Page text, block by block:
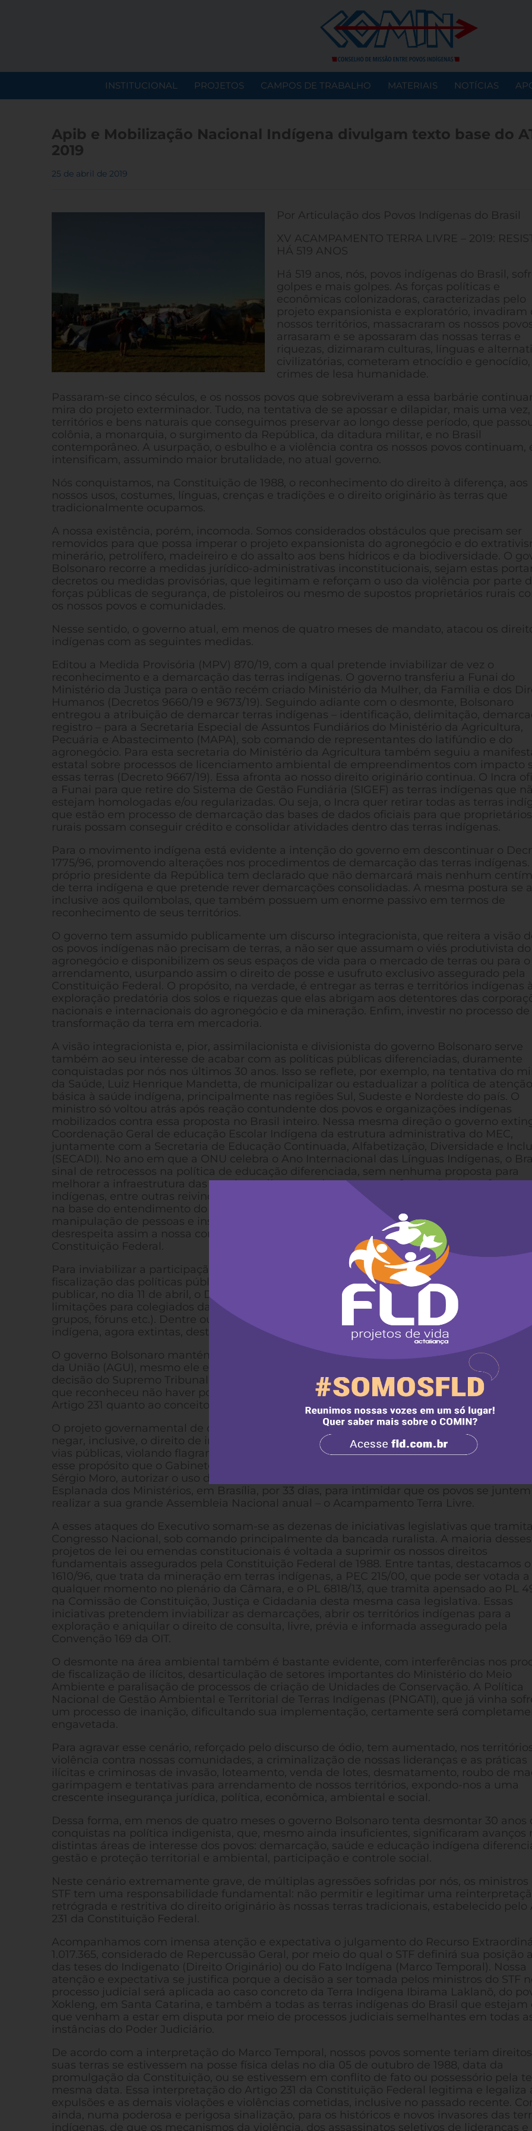
INSTITUCIONAL PROJETOS CAMPOS DE TRABALHO MATERIAIS NOTÍCIAS
Apib e Mobilização Nacional Indígena divulgam texto base do
2019
25 de abril de 2019
Por Articulação dos Povos Indígenas do Brasil
XV ACAMPAMENTO TERRA LIVRE – 2019:
HÁ 519 ANOS
Há 519 anos, nós, povos indígenas do Brasil,
golpes e mais golpes. As forças políticas e
econômicas colonizadoras, caracterizadas pelo
projeto expansionista e exploratório, invadiram
nossos territórios, massacraram os nossos
arrasaram e se apossaram das nossas terras e
riquezas, dizimaram culturas, línguas e
civilizatórias, cometeram etnocídio e genocídio,
crimes de lesa humanidade.
Passaram-se cinco séculos, e os nossos povos que sobreviveram a essa barbárie
mira do projeto exterminador. Tudo, na tentativa de se apossar e dilapidar, mais uma vez,
territórios e bens naturais que conseguimos preservar ao longo desse período, que
colônia, a monarquia, o surgimento da República, da ditadura militar, e no Brasil
contemporâneo. A usurpação, o esbulho e a violência contra os nossos povos continuam,
intensificam, assumindo maior brutalidade, no atual governo.
Nós conquistamos, na Constituição de 1988, o reconhecimento do direito à diferença, aos
nossos usos, costumes, línguas, crenças e tradições e o direito originário às terras que
tradicionalmente ocupamos.
A nossa existência, porém, incomoda. Somos considerados obstáculos que precisam ser
removidos para que possa imperar o projeto expansionista do agronegócio e do
minerário, petrolífero, madeireiro e do assalto aos bens hídricos e da biodiversidade. O
Bolsonaro recorre a medidas jurídico-administrativas inconstitucionais, sejam estas
decretos ou medidas provisórias, que legitimam e reforçam o uso da violência por parte
forças públicas de segurança, de pistoleiros ou mesmo de supostos proprietários rurais
os nossos povos e comunidades.
Nesse sentido, o governo atual, em menos de quatro meses de mandato, atacou os
indígenas com as seguintes medidas.
Editou a Medida Provisória (MPV) 870/19, com a qual pretende inviabilizar de vez o
reconhecimento e a demarcação das terras indígenas. O governo transferiu a Funai do
Ministério da Justiça para o então recém criado Ministério da Mulher, da Família e dos
Humanos (Decretos 9660/19 e 9673/19). Seguindo adiante com o desmonte, Bolsonaro
entregou a atribuição de demarcar terras indígenas – identificação, delimitação,
registro – para a Secretaria Especial de Assuntos Fundiários do Ministério da Agricultura,
Pecuária e Abastecimento (MAPA), sob comando de representantes do latifúndio e do
agronegócio. Para esta secretaria do Ministério da Agricultura também seguiu a
estatal sobre processos de licenciamento ambiental de empreendimentos com impacto
essas terras (Decreto 9667/19). Essa afronta ao nosso direito originário continua. O Incra
a Funai para que retire do Sistema de Gestão Fundiária (SIGEF) as terras indígenas que
estejam homologadas e/ou regularizadas. Ou seja, o Incra quer retirar todas as terras
que estão em processo de demarcação das bases de dados oficiais para que proprietários
rurais possam conseguir crédito e consolidar atividades dentro das terras indígenas.
Para o movimento indígena está evidente a intenção do governo em descontinuar o
1775/96, promovendo alterações nos procedimentos de demarcação das terras indígenas.
próprio presidente da República tem declarado que não demarcará mais nenhum
de terra indígena e que pretende rever demarcações consolidadas. A mesma postura se
inclusive aos quilombolas, que também possuem um enorme passivo em termos de
reconhecimento de seus territórios.
O governo tem assumido publicamente um discurso integracionista, que reitera a visão
os povos indígenas não precisam de terras, a não ser que assumam o viés produtivista do
agronegócio e disponibilizem os seus espaços de vida para o mercado de terras ou para o
arrendamento, usurpando assim o direito de posse e usufruto exclusivo assegurado pela
Constituição Federal. O propósito, na verdade, é entregar as terras e territórios indígenas à
exploração predatória dos solos e riquezas que elas abrigam aos detentores das
nacionais e internacionais do agronegócio e da mineração. Enfim, investir no processo de
transformação da terra em mercadoria.
A visão integracionista e, pior, assimilacionista e divisionista do governo Bolsonaro serve
também ao seu interesse de acabar com as políticas públicas diferenciadas, duramente
conquistadas por nós nos últimos 30 anos. Isso se reflete, por exemplo, na tentativa do
da Saúde, Luiz Henrique Mandetta, de municipalizar ou estadualizar a política de atenção
básica à saúde indígena, principalmente nas regiões Sul, Sudeste e Nordeste do país. O
ministro só voltou atrás após reação contundente dos povos e organizações indígenas
mobilizados contra essa proposta no Brasil inteiro. Nessa mesma direção o governo
Coordenação Geral de educação Escolar Indígena da estrutura administrativa do MEC,
juntamente com a Secretaria de Educação Continuada, Alfabetização, Diversidade e
(SECADI). No ano em que a ONU celebra o Ano Internacional das Línguas Indígenas, o
sinal de retrocessos na política de educação diferenciada, sem nenhuma proposta para
melhorar a infraestrutura das escolas Indígenas e de promover a formação de professores
indígenas, entre outras reivindicações do movimento indígena. Essa visão integracionista
na base do entendimento do governo de que somos incapazes, e portanto, objetos de
manipulação de pessoas e instituições alheias aos nossos povos e organizações. O
desrespeita assim a nossa condição de sujeitos de direito e a nossa autonomia reiterada
Constituição Federal.
Para inviabilizar a participação dos povos e organizações indígenas na discussão,
fiscalização das políticas públicas que lhes dizem respeito, o Governo Bolsonaro decidiu
publicar, no dia 11 de abril, o Decreto Nº 9759/19 que “extingue e estabelece diretrizes,
limitações para colegiados da administração pública federal” (conselhos, comitês,
grupos, fóruns etc.). Dentre outras instâncias de participação conquistadas pelo
indígena, agora extintas, destaca-se o Conselho Nacional de Política Indigenista (CNPI).
O governo Bolsonaro mantém em vigor o inconstitucional Parecer 001/17 da Advocacia
da União (AGU), mesmo ele estando totalmente deslegitimado e desqualificado por
decisão do Supremo Tribunal Federal (STF), no caso Laklanõ (Recurso Extraordinário
que reconheceu não haver posicionamento pacificado desta Corte acerca da
Artigo 231 quanto ao conceito de terra tradicionalmente ocupada.
O projeto governamental de querer dizimar os povos indígenas se materializa dia a dia ao
negar, inclusive, o direito de ir e vir não apenas em espaços institucionais, mas também
vias públicas, violando flagrantemente o nosso direito constitucional de nos manifestar. É
esse propósito que o Gabinete de Segurança Institucional (GSI) ordenou ao Ministro da
Sérgio Moro, autorizar o uso da Força Nacional de Segurança na praça dos Três Poderes e
Esplanada dos Ministérios, em Brasília, por 33 dias, para intimidar que os povos se juntem
realizar a sua grande Assembleia Nacional anual – o Acampamento Terra Livre.
A esses ataques do Executivo somam-se as dezenas de iniciativas legislativas que
Congresso Nacional, sob comando principalmente da bancada ruralista. A maioria desses
projetos de lei ou emendas constitucionais é voltada a suprimir os nossos direitos
fundamentais assegurados pela Constituição Federal de 1988. Entre tantas, destacamos
1610/96, que trata da mineração em terras indígenas, a PEC 215/00, que pode ser votada a
qualquer momento no plenário da Câmara, e o PL 6818/13, que tramita apensado ao PL
na Comissão de Constituição, Justiça e Cidadania desta mesma casa legislativa. Essas
iniciativas pretendem inviabilizar as demarcações, abrir os territórios indígenas para a
exploração e aniquilar o direito de consulta, livre, prévia e informada assegurado pela
Convenção 169 da OIT.
O desmonte na área ambiental também é bastante evidente, com interferências nos
de fiscalização de ilícitos, desarticulação de setores importantes do Ministério do Meio
Ambiente e paralisação de processos de criação de Unidades de Conservação. A Política
Nacional de Gestão Ambiental e Territorial de Terras Indígenas (PNGATI), que já vinha
um processo de inanição, dificultando sua implementação, certamente será
engavetada.
Para agravar esse cenário, reforçado pelo discurso de ódio, tem aumentado, nos
violência contra nossas comunidades, a criminalização de nossas lideranças e as práticas
ilícitas e criminosas de invasão, loteamento, venda de lotes, desmatamento, roubo de
garimpagem e tentativas para arrendamento de nossos territórios, expondo-nos a uma
crescente insegurança jurídica, política, econômica, ambiental e social.
Dessa forma, em menos de quatro meses o governo Bolsonaro tenta desmontar 30 anos
conquistas na política indigenista, que, mesmo ainda insuficientes, significaram avanços
distintas áreas de interesse dos povos: demarcação, saúde e educação indígena
gestão e proteção territorial e ambiental, participação e controle social.
Neste cenário extremamente grave, de múltiplas agressões sofridas por nós, os ministros
STF tem uma responsabilidade fundamental: não permitir e legitimar uma
retrógrada e restritiva do direito originário às nossas terras tradicionais, estabelecido pelo
231 da Constituição Federal.
Acompanhamos com imensa atenção e expectativa o julgamento do Recurso
1.017.365, considerado de Repercussão Geral, por meio do qual o STF definirá sua posição
das teses do Indigenato (Direito Originário) ou do Fato Indígena (Marco Temporal). Nossa
atenção e expectativa se justifica porque a decisão a ser tomada pelos ministros do STF
processo judicial será aplicada ao caso concreto da Terra Indígena Ibirama Laklanõ, do
Xokleng, em Santa Catarina, e também a todas as terras indígenas do Brasil que estejam
que venham a estar em disputa por meio de processos judiciais semelhantes em todas
instâncias do Poder Judiciário.
De acordo com a interpretação do Marco Temporal, nossos povos somente teriam
suas terras se estivessem na posse física delas no dia 05 de outubro de 1988, data da
promulgação da Constituição, ou se estivessem em conflito de fato ou possessório pela
mesma data. Essa interpretação do Artigo 231 da Constituição Federal legitima e legaliza
expulsões e as demais violações e violências cometidas, inclusive no passado recente.
ainda, numa poderosa e perigosa sinalização, para os históricos e novos invasores das
indígenas, de que os mecanismos da violência, dos assassinatos seletivos de lideranças e